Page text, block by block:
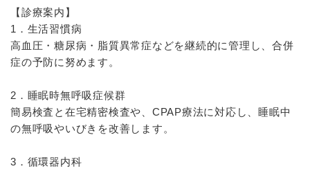
【診療案内】
1．生活習慣病
高血圧・糖尿病・脂質異常症などを継続的に管理し、合併
症の予防に努めます。
2．睡眠時無呼吸症候群
簡易検査と在宅精密検査や、CPAP療法に対応し、睡眠中
の無呼吸やいびきを改善します。
3．循環器内科